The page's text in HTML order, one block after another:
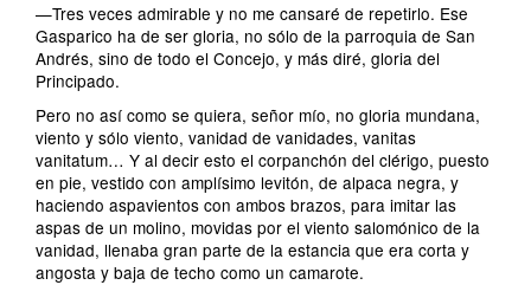
—Tres veces admirable y no me cansaré de repetirlo. Ese
Gasparico ha de ser gloria, no sólo de la parroquia de San
Andrés, sino de todo el Concejo, y más diré, gloria del
Principado.
Pero no así como se quiera, señor mío, no gloria mundana,
viento y sólo viento, vanidad de vanidades, vanitas
vanitatum… Y al decir esto el corpanchón del clérigo, puesto
en pie, vestido con amplísimo levitón, de alpaca negra, y
haciendo aspavientos con ambos brazos, para imitar las
aspas de un molino, movidas por el viento salomónico de la
vanidad, llenaba gran parte de la estancia que era corta y
angosta y baja de techo como un camarote.